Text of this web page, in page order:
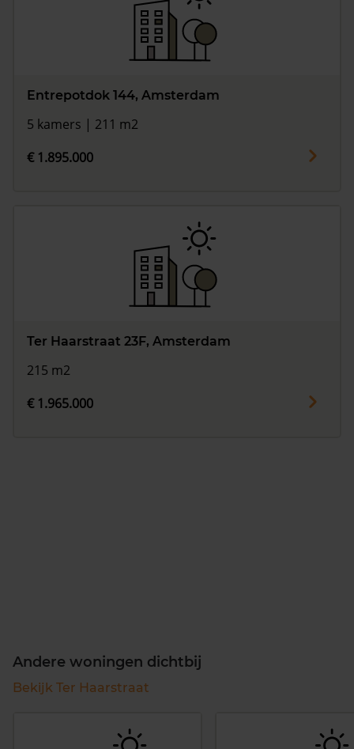
Entrepotdok 144, Amsterdam
5 kamers | 211 m2
€ 1.895.000
Ter Haarstraat 23F, Amsterdam
215 m2
€ 1.965.000
Andere woningen dichtbij
Bekijk Ter Haarstraat